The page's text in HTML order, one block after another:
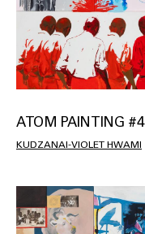
ATOM PAINTING #4
KUDZANAI-VIOLET HWAMI